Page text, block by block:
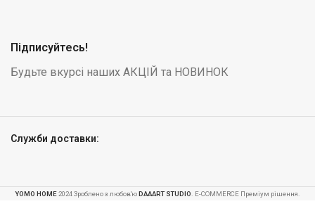
Підписуйтесь!
Будьте вкурсі наших АКЦІЙ та НОВИНОК
Служби доставки:
YOMO HOME 2024 Зроблено з любов'юDAAART STUDIO . E-COMMERCE Преміум рішення.
Батут
садовий